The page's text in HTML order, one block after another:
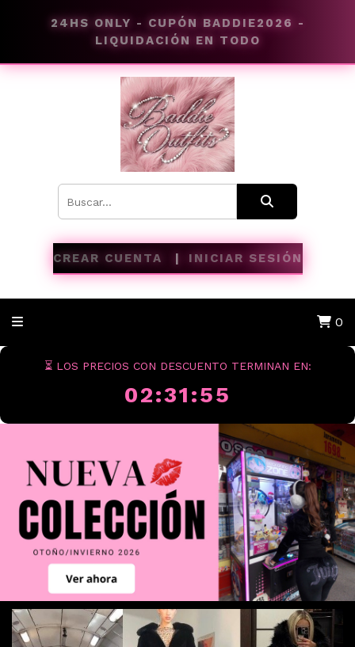
24HS ONLY - CUPÓN BADDIE2026 -
LIQUIDACIÓN EN TODO
CREAR CUENTA INICIAR SESIÓN
0
⏳ LOS PRECIOS CON DESCUENTO TERMINAN EN:
02:31:54